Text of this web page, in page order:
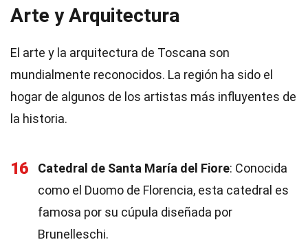
Arte y Arquitectura
El arte y la arquitectura de Toscana son
mundialmente reconocidos. La región ha sido el
hogar de algunos de los artistas más influyentes de
la historia.
16 Catedral de Santa María del Fiore: Conocida
como el Duomo de Florencia, esta catedral es
famosa por su cúpula diseñada por
Brunelleschi.